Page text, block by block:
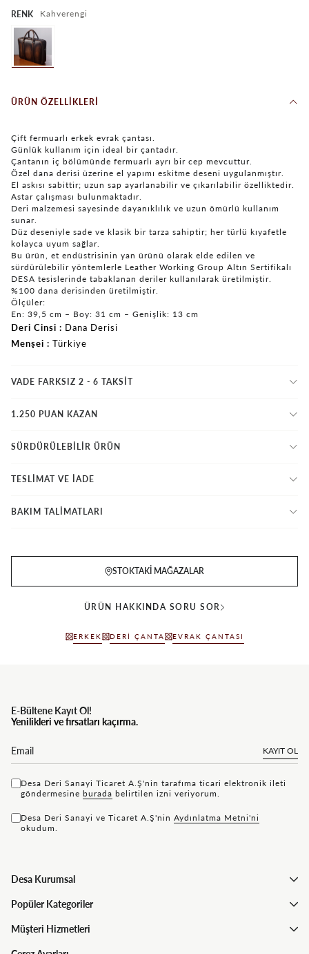
RENK Kahverengi
ÜRÜN ÖZELLIKLERI
Çift fermuarlı erkek evrak çantası.
Günlük kullanım için ideal bir çantadır.
Çantanın iç bölümünde fermuarlı ayrı bir cep mevcuttur.
Özel dana derisi üzerine el yapımı eskitme deseni uygulanmıştır.
El askısı sabittir; uzun sap ayarlanabilir ve çıkarılabilir özelliktedir.
Astar çalışması bulunmaktadır.
Deri malzemesi sayesinde dayanıklılık ve uzun ömürlü kullanım
sunar.
Düz deseniyle sade ve klasik bir tarza sahiptir; her türlü kıyafetle
kolayca uyum sağlar.
Bu ürün, et endüstrisinin yan ürünü olarak elde edilen ve
sürdürülebilir yöntemlerle Leather Working Group Altın Sertifikalı
DESA tesislerinde tabaklanan deriler kullanılarak üretilmiştir.
%100 dana derisinden üretilmiştir.
Ölçüler:
En: 39,5 cm – Boy: 31 cm – Genişlik: 13 cm
Deri Cinsi
Dana Derisi
Menşei
Türkiye
VADE FARKSIZ 2 - 6 TAKSIT
1.250 PUAN KAZAN
SÜRDÜRÜLEBİLİR ÜRÜN
TESLİMAT VE İADE
BAKIM TALİMATLARI
STOKTAKI MAĞAZALAR
ÜRÜN HAKKINDA SORU SOR
ERKEK DERI ÇANTA EVRAK ÇANTASI
E-Bültene Kayıt Ol!
Yenilikleri ve fırsatları kaçırma.
KAYIT OL
Desa Deri Sanayi Ticaret A.Ş'nin tarafıma ticari elektronik ileti
göndermesine bu rada belirtilen izni veriyorum.
Desa Deri Sanayi ve Ticaret A.Ş'nin Aydınlatma Metni'ni
okudum.
Desa Kurumsal
Popüler Kategoriler
Müşteri Hizmetleri